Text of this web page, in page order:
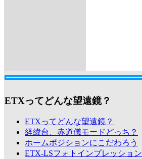
ETXってどんな望遠鏡？
ETXってどんな望遠鏡？
経緯台、赤道儀モードどっち？
ホームポジションにこだわろう
ETX-LSフォトインプレッション